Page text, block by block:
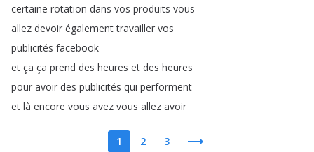
certaine rotation dans vos produits vous
allez devoir également travailler vos
publicités facebook
et ça ça prend des heures et des heures
pour avoir des publicités qui performent
et là encore vous avez vous allez avoir
1 2 3